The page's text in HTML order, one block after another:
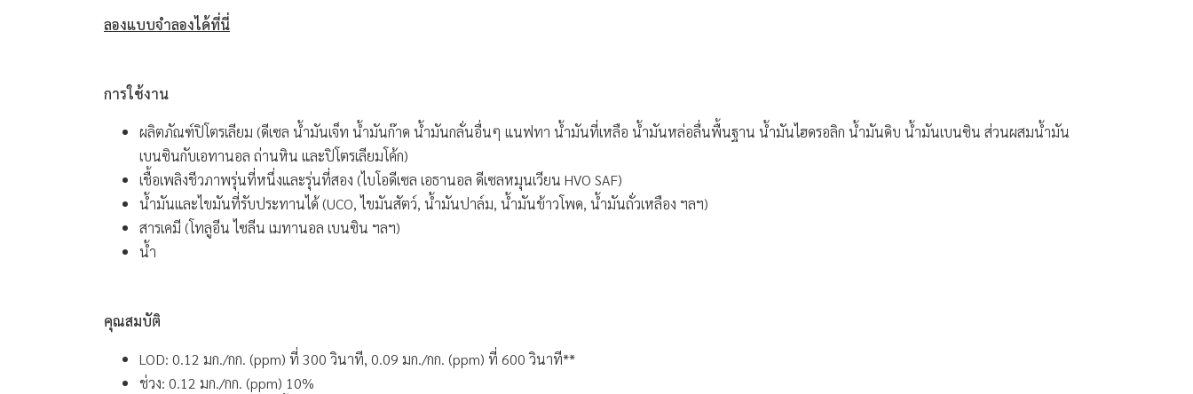
ลองแบบจำลองได้ที่นี่
การใช้งาน
ผลิตภัณฑ์ปิโตรเลียม (ดีเซล น้ำมันเจ็ท น้ำมันก๊าด น้ำมันกลั่นอื่นๆ แนฟทา น้ำมันที่เหลือ น้ำมันหล่อลื่นพื้นฐาน น้ำมันไฮดรอลิก น้ำมันดิบ น้ำมันเบนซิน ส่วนผสมน้ำมัน
เบนซินกับเอทานอล ถ่านหิน และปิโตรเลียมโค้ก)
เชื้อเพลิงชีวภาพรุ่นที่หนึ่งและรุ่นที่สอง (ไบโอดีเซล เอธานอล ดีเซลหมุนเวียน HVO SAF)
น้ำมันและไขมันที่รับประทานได้ (UCO, ไขมันสัตว์, น้ำมันปาล์ม, น้ำมันข้าวโพด, น้ำมันถั่วเหลือง ฯลฯ)
สารเคมี (โทลูอีน ไซลีน เมทานอล เบนซิน ฯลฯ)
น้ำ
คุณสมบัติ
LOD: 0.12 มก./กก. (ppm) ที่ 300 วินาที, 0.09 มก./กก. (ppm) ที่ 600 วินาที**
ช่วง: 0.12 มก./กก. (ppm) 10%